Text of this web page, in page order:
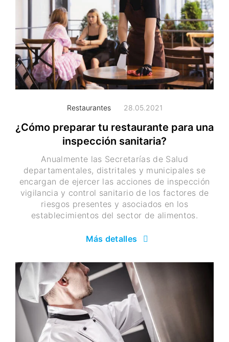
Restaurantes 28.05.2021
¿Cómo preparar tu restaurante para una
inspección sanitaria?
Anualmente las Secretarías de Salud
departamentales, distritales y municipales se
encargan de ejercer las acciones de inspección
vigilancia y control sanitario de los factores de
riesgos presentes y asociados en los
establecimientos del sector de alimentos.
Más detalles